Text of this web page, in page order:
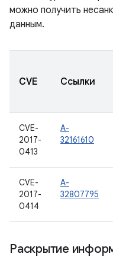
можно получить
данным.
CVE Ссылки
CVE-
2017-
0413
A-
32161610
CVE-
2017-
0414
A-
32807795
Раскрытие